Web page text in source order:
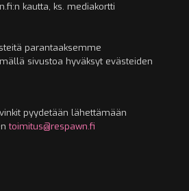
kautta, ks. mediakortti
parantaaksemme
sivustoa hyväksyt evästeiden
pyydetään lähettämään
toimitus@respawn.fi